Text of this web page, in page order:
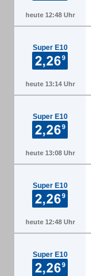
heute 12:48 Uhr
Super E10
heute 13:14 Uhr
Super E10
heute 13:08 Uhr
Super E10
heute 12:48 Uhr
Super E10